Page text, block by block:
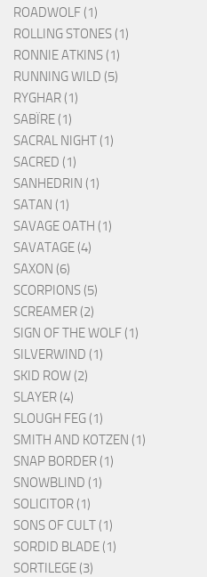
ROADWOLF (1)
ROLLING STONES (1)
RONNIE ATKINS (1)
RUNNING WILD (5)
RYGHAR (1)
SABÏRE (1)
SACRAL NIGHT (1)
SACRED (1)
SANHEDRIN (1)
SATAN (1)
SAVAGE OATH (1)
SAVATAGE (4)
SAXON (6)
SCORPIONS (5)
SCREAMER (2)
SIGN OF THE WOLF (1)
SILVERWIND (1)
SKID ROW (2)
SLAYER (4)
SLOUGH FEG (1)
SMITH AND KOTZEN (1)
SNAP BORDER (1)
SNOWBLIND (1)
SOLICITOR (1)
SONS OF CULT (1)
SORDID BLADE (1)
SORTILEGE (3)